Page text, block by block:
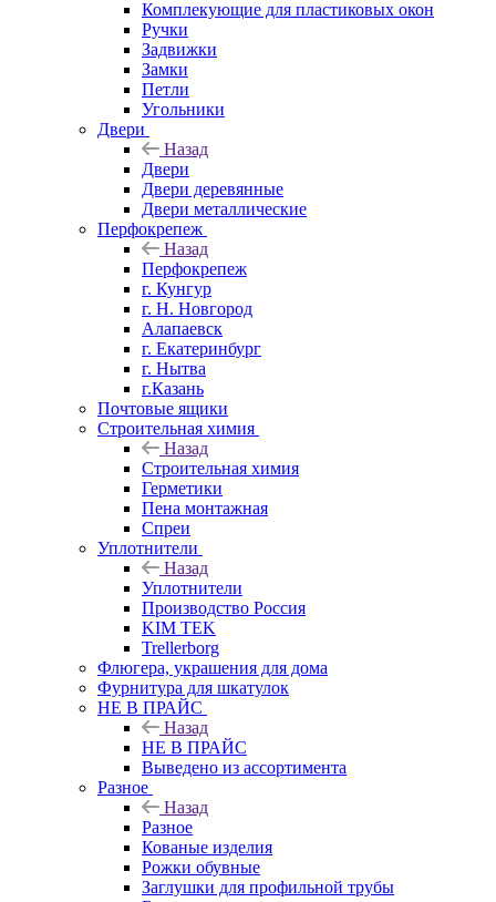
Комплекующие для пластиковых окон
Ручки
Задвижки
Замки
Петли
Угольники
Двери
Назад
Двери
Двери деревянные
Двери металлические
Перфокрепеж
Назад
Перфокрепеж
г. Кунгур
г. Н. Новгород
Алапаевск
г. Екатеринбург
г. Нытва
г.Казань
Почтовые ящики
Строительная химия
Назад
Строительная химия
Герметики
Пена монтажная
Спреи
Уплотнители
Назад
Уплотнители
Производство Россия
KIM TEK
Trellerborg
Флюгера, украшения для дома
Фурнитура для шкатулок
НЕ В ПРАЙС
Назад
НЕ В ПРАЙС
Выведено из ассортимента
Разное
Назад
Разное
Кованые изделия
Рожки обувные
Заглушки для профильной трубы